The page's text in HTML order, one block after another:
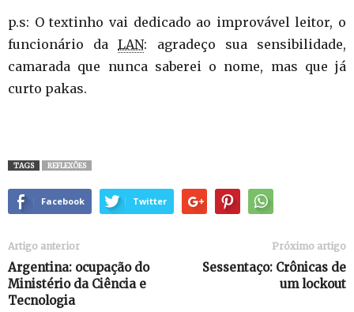
p.s: O textinho vai dedicado ao improvável leitor, o
funcionário daLAN: agradeço sua sensibilidade,
camarada que nunca saberei o nome, mas que já
curto pakas.
TAGS REFLEXÕES
Facebook Twitter
Artigo anterior
Argentina: ocupação do
Ministério da Ciência e
Tecnologia
Próximo artigo
Sessentaço: Crônicas de
um lockout